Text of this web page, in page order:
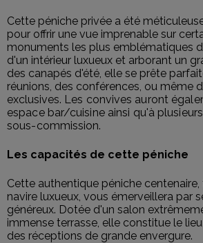
Cette péniche privée a été
pour offrir une vue imprenable sur
monuments les plus emblématiques
d'un intérieur luxueux et arborant un
des canapés d'été, elle se prête
réunions, des conférences, ou même
exclusives. Les convives auront
espace bar/cuisine ainsi qu'à
sous-commission.
Les capacités de cette péniche
Cette authentique péniche
navire luxueux, vous émerveillera par
généreux. Dotée d'un salon
immense terrasse, elle constitue le
des réceptions de grande envergure.